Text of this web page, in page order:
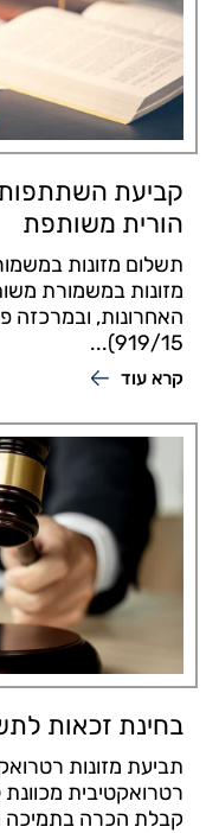
קביעת
הורית משותפת
תשלום מזונות
מזונות במשמורת
האחרונות, ובמרכזה
919/15)...
קרא עוד
בחינת זכאות
תביעת מזונות
רטרואקטיבית מכוונת
קבלת הכרה בתמיכה